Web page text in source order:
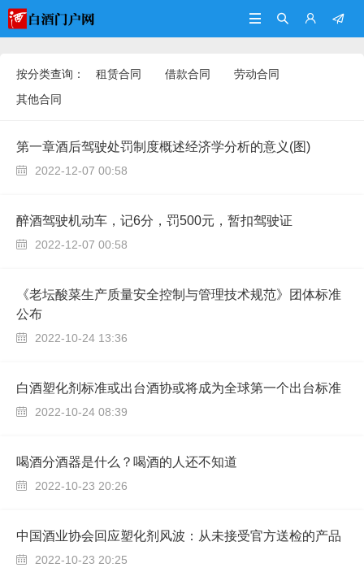




按分类查询： 租赁合同 借款合同 劳动合同
其他合同
第一章酒后驾驶处罚制度概述经济学分析的意义(图)
 2022-12-07 00:58
醉酒驾驶机动车，记6分，罚500元，暂扣驾驶证
 2022-12-07 00:58
《老坛酸菜生产质量安全控制与管理技术规范》团体标准
公布
 2022-10-24 13:36
白酒塑化剂标准或出台酒协或将成为全球第一个出台标准
 2022-10-24 08:39
喝酒分酒器是什么？喝酒的人还不知道
 2022-10-23 20:26
中国酒业协会回应塑化剂风波：从未接受官方送检的产品
 2022-10-23 20:25